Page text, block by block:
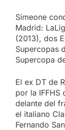
Simeone
Madrid:
(2013), dos
Supercopas
Supercopa
El ex DT de
por la IFFHS
delante del
el italiano
Fernando